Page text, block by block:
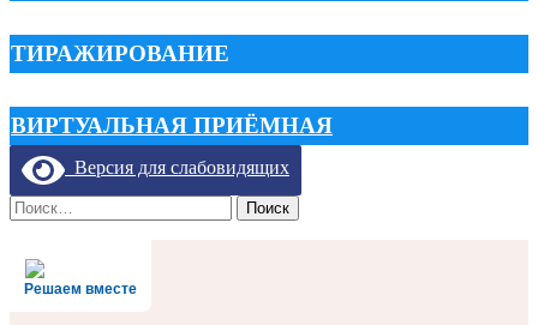
ТИРАЖИРОВАНИЕ
ВИРТУАЛЬНАЯ ПРИЁМНАЯ
Версия для слабовидящих
Найти:
Решаем вместе